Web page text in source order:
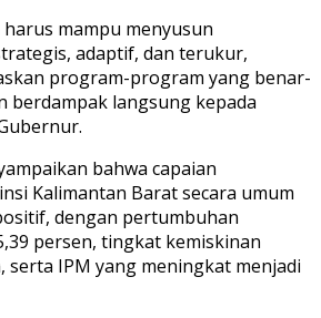
mampu menyusun
adaptif, dan terukur,
program-program yang benar-
berdampak langsung kepada
bahwa capaian
Kalimantan Barat secara umum
dengan pertumbuhan
persen, tingkat kemiskinan
serta IPM yang meningkat menjadi